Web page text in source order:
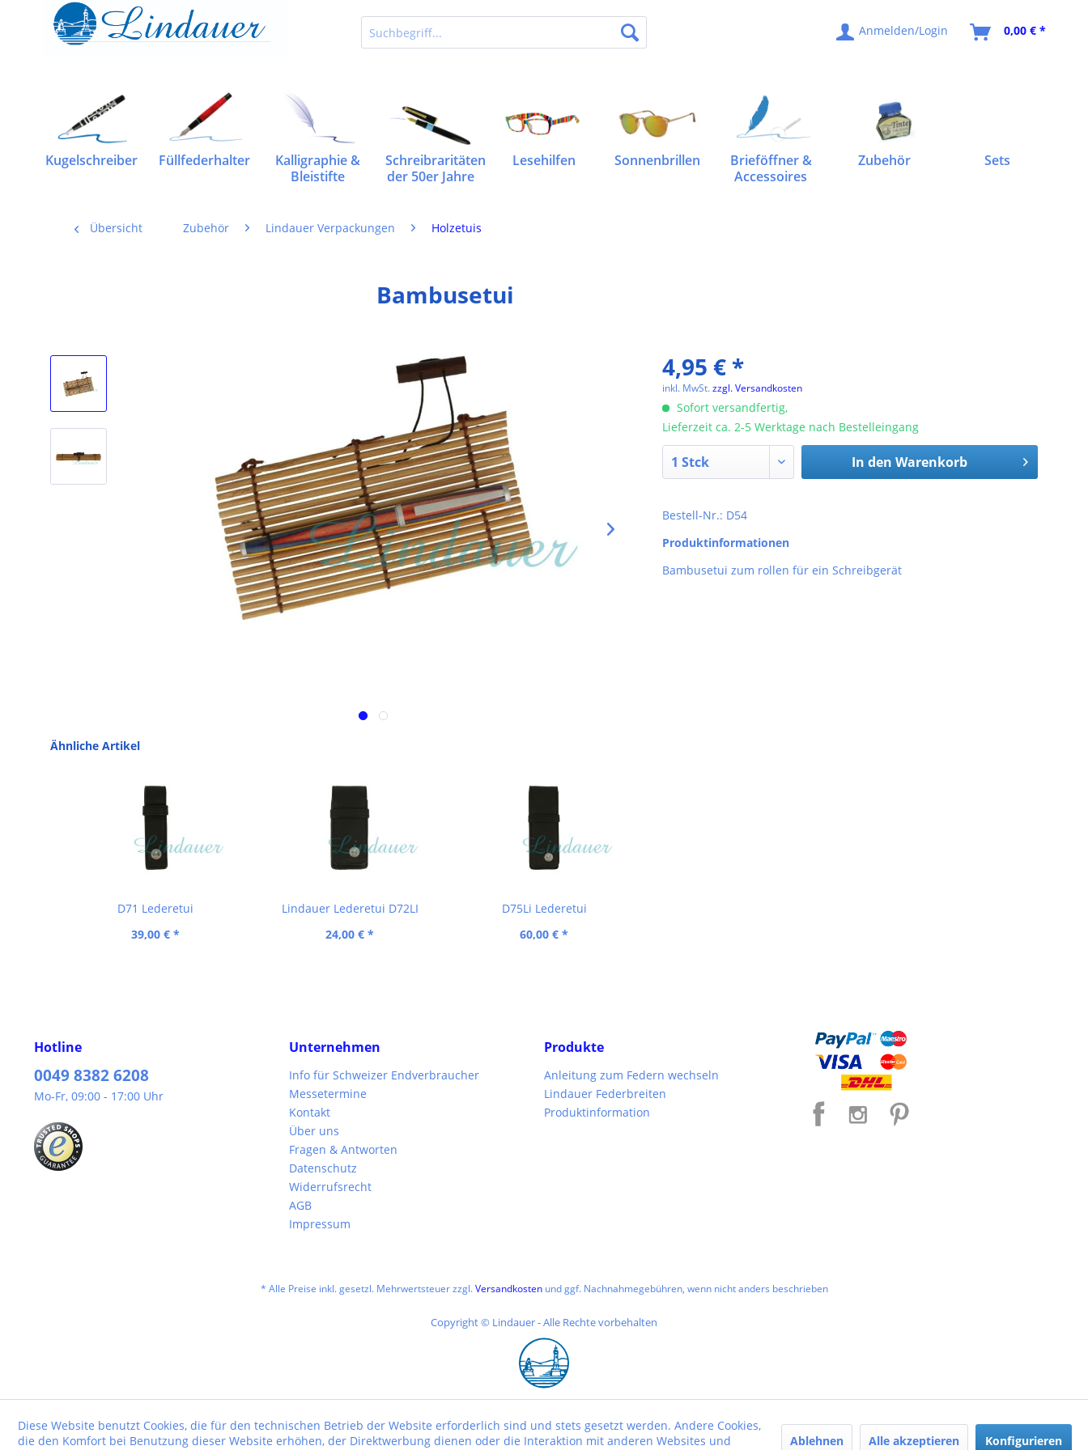
Anmelden/Login 0,00 € *
Kugelschreiber Füllfederhalter
Kalligraphie &
Bleistifte
Schreibraritäten
der 50er Jahre
Lesehilfen Sonnenbrillen
Brieföffner &
Accessoires
Zubehör Sets
Übersicht Zubehör Lindauer Verpackungen Holzetuis
Bambusetui
4,95 € *
inkl. MwSt.zzgl. Versandkosten
Sofort versandfertig,
Lieferzeit ca. 2-5 Werktage nach Bestelleingang
In den Warenkorb
Bestell-Nr.: D54
Produktinformationen
Bambusetui zum rollen für ein Schreibgerät
Ähnliche Artikel
D71 Lederetui
39,00 € *
Lindauer Lederetui D72LI
24,00 € *
D75Li Lederetui
60,00 € *
Hotline
0049 8382 6208
Mo-Fr, 09:00 - 17:00 Uhr
Unternehmen
Info für Schweizer Endverbraucher
Messetermine
Kontakt
Über uns
Fragen & Antworten
Datenschutz
Widerrufsrecht
AGB
Impressum
Produkte
Anleitung zum Federn wechseln
Lindauer Federbreiten
Produktinformation
* Alle Preise inkl. gesetzl. Mehrwertsteuer zzgl.Versandkostenund ggf. Nachnahmegebühren, wenn nicht anders beschrieben
Copyright © Lindauer - Alle Rechte vorbehalten
Diese Website benutzt Cookies, die für den technischen Betrieb der Website erforderlich sind und stets gesetzt werden. Andere Cookies,
die den Komfort bei Benutzung dieser Website erhöhen, der Direktwerbung dienen oder die Interaktion mit anderen Websites und
Ablehnen Alle akzeptieren Konfigurieren